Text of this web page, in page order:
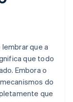
que a
que todo
Embora o
do
que